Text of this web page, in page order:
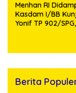
Menhan RI
Kasdam I/BB
Yonif TP 902/
Berita